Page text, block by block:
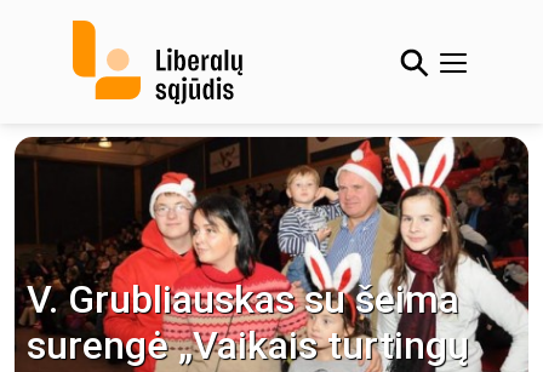
V. Grubliauskas su šeima
surengė „Vaikais turtingų